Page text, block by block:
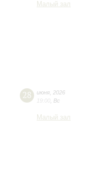
Малый зал
28 июня 2026
19:00 Вс
Малый зал